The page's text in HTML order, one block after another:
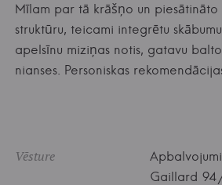
Mīlam par tā krāšņo un
struktūru, teicami integrētu
apelsīnu miziņas notis, gatavu
nianses. Personiskas
Vēsture
Gaillard